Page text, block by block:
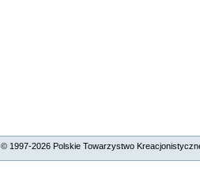
© 1997-2026Polskie Towarzystwo